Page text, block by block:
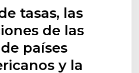
tasas, las
de las
países
y la